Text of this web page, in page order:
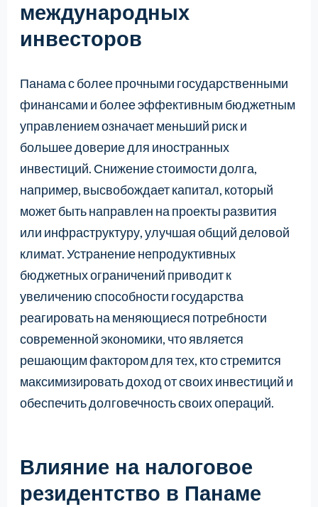
международных
инвесторов
Панама с более прочными государственными
финансами и более эффективным бюджетным
управлением означает меньший риск и
большее доверие для иностранных
инвестиций. Снижение стоимости долга,
например, высвобождает капитал, который
может быть направлен на проекты развития
или инфраструктуру, улучшая общий деловой
климат. Устранение непродуктивных
бюджетных ограничений приводит к
увеличению способности государства
реагировать на меняющиеся потребности
современной экономики, что является
решающим фактором для тех, кто стремится
максимизировать доход от своих инвестиций и
обеспечить долговечность своих операций.
Влияние на налоговое
резидентство в Панаме